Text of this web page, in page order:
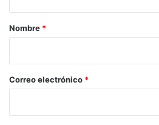
r
*
Nombre *
Correo electrónico *